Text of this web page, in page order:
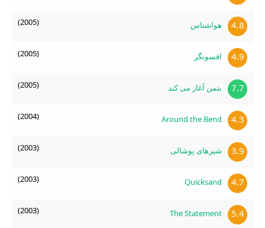
4.8 هواشناس (2005)
4.9 افسونگر (2005)
7.7 بتمن آغاز می کند (2005)
4.3
Around the Bend
(2004)
3.9 شیرهای پوشالی (2003)
4.7
Quicksand
(2003)
5.4
The Statement
(2003)